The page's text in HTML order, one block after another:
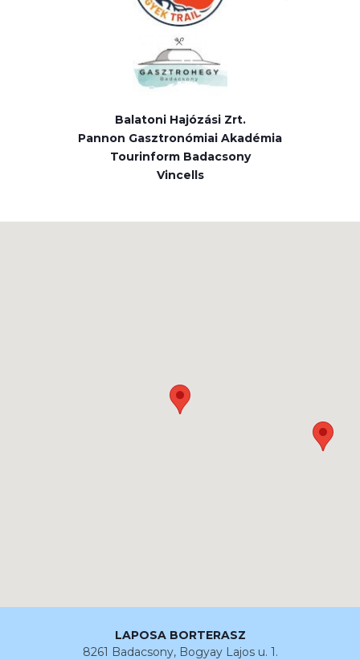
Balatoni Hajózási Zrt.
Pannon Gasztronómiai Akadémia
Tourinform Badacsony
Vincells
LAPOSA BORTERASZ
8261 Badacsony, Bogyay Lajos u. 1.